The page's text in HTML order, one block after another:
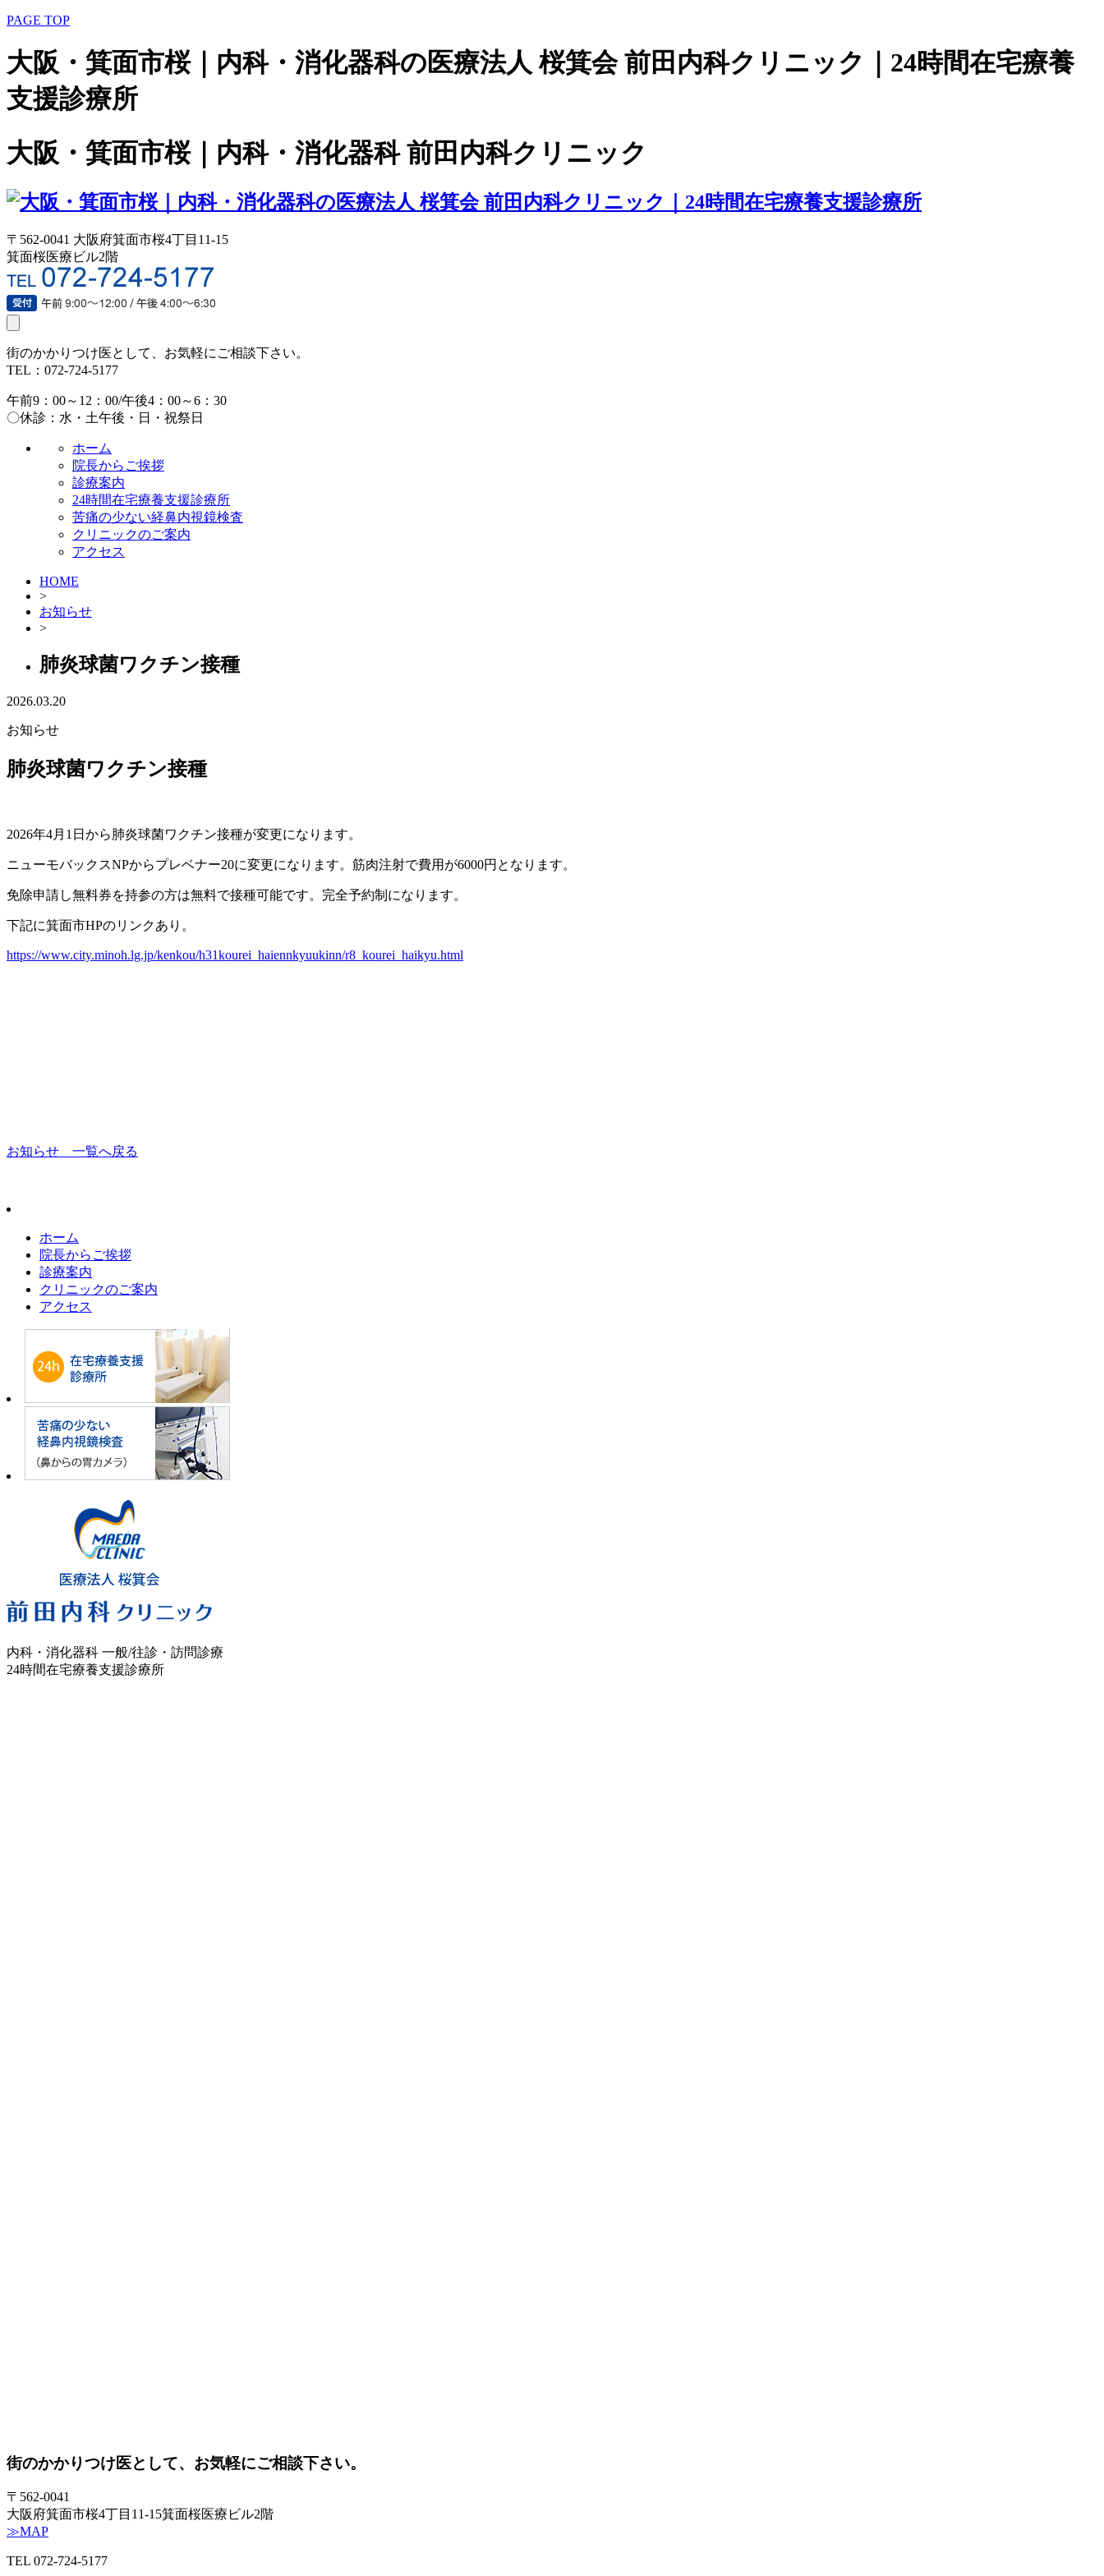
PAGE TOP
大阪・箕面市桜｜内科・消化器科の医療法人 桜箕会 前田内科クリニック｜24時間在宅療養
支援診療所
大阪・箕面市桜｜内科・消化器科 前田内科クリニック
〒562-0041 大阪府箕面市桜4丁目11‐15
箕面桜医療ビル2階
navigation
街のかかりつけ医として、お気軽にご相談下さい。
TEL： 072-724-5177
午前9：00～12：00/午後4：00～6：30
〇休診：水・土午後・日・祝祭日
ホーム
院長からご挨拶
診療案内
24時間在宅療養支援診療所
苦痛の少ない経鼻内視鏡検査
クリニックのご案内
アクセス
HOME
>
お知らせ
>
肺炎球菌ワクチン接種
2026.03.20
お知らせ
肺炎球菌ワクチン接種
2026年4月1日から肺炎球菌ワクチン接種が変更になります。
ニューモバックスNPからプレベナー20に変更になります。筋肉注射で費用が6000円となります。
免除申請し無料券を持参の方は無料で接種可能です。完全予約制になります。
下記に箕面市HPのリンクあり。
https://www.city.minoh.lg.jp/kenkou/h31kourei_haiennkyuukinn/r8_kourei_haikyu.html
お知らせ 一覧へ戻る
ホーム
院長からご挨拶
診療案内
クリニックのご案内
アクセス
内科・消化器科 一般/往診・訪問診療
24時間在宅療養支援診療所
街のかかりつけ医として、 お気軽にご相談下さい。
〒562‐0041
大阪府箕面市桜4丁目11‐15箕面桜医療ビル2階
≫MAP
TEL 072-724-5177